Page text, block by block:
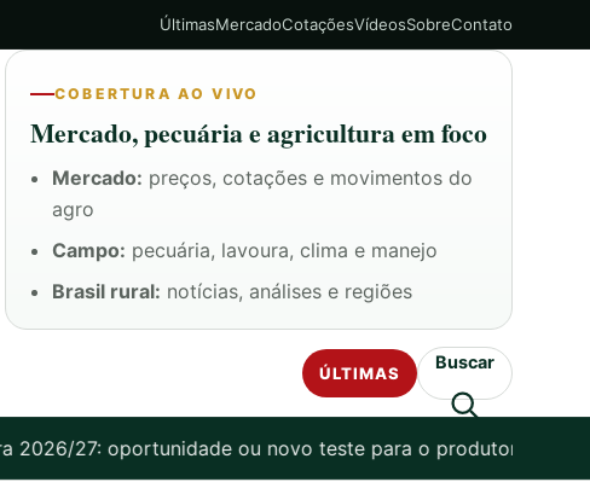
ÚltimasMercadoCotaçõesVídeosSobreContato
COBERTURA AO VIVO
Mercado, pecuária e agricultura em foco
Mercado: preços, cotações e movimentos do
agro
Campo: pecuária, lavoura, clima e manejo
Brasil rural: notícias, análises e regiões
ÚLTIMAS
Buscar
27: oportunidade ou novo teste para o produtor?Boi